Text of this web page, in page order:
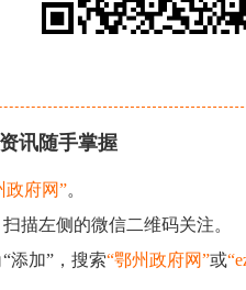
讯随手掌握
政府网”。
左侧的微信二维码关注。
加”，搜索“鄂州政府网”或